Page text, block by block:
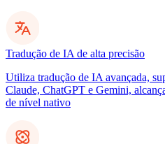
Tradução de IA de alta precisão
Utiliza tradução de IA avançada,
Claude, ChatGPT e Gemini,
de nível nativo